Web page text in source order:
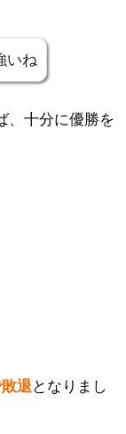
いね
、十分に優勝を
退 となりまし